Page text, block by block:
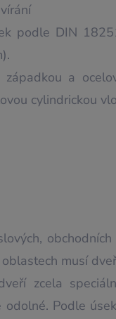
podle DIN
západkou a
cylindrickou
obchodních
musí
zcela
Podle